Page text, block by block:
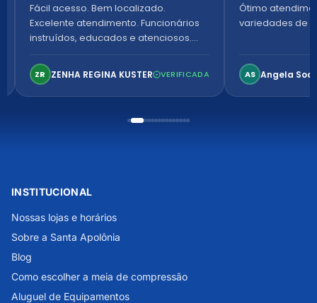
Fácil acesso. Bem localizado.
Excelente atendimento. Funcionários
instruídos, educados e atenciosos.
confortável. Perfeito!
ZR ZENHA REGINA KUSTER VERIFICADA
Ótimo
variedades de
AS Angela
INSTITUCIONAL
Nossas lojas e horários
Sobre a Santa Apolônia
Blog
Como escolher a meia de compressão
Aluguel de Equipamentos